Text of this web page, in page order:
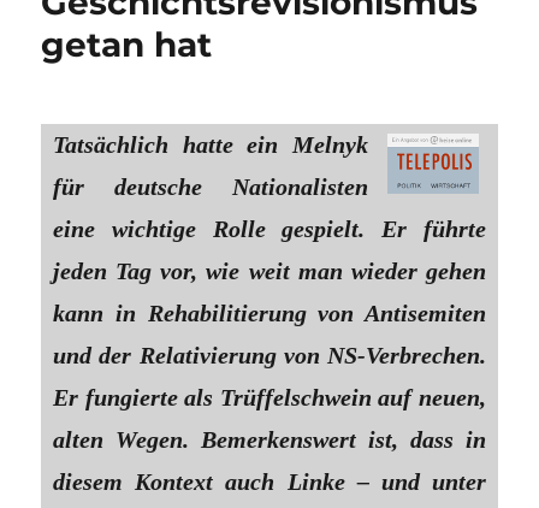
getan hat
Tatsächlich hatte ein Melnyk
für deutsche Nationalisten
eine wichtige Rolle gespielt. Er führte
jeden Tag vor, wie weit man wieder gehen
kann in Rehabilitierung von Antisemiten
und der Relativierung von NS-Verbrechen.
Er fungierte als Trüffelschwein auf neuen,
alten Wegen. Bemerkenswert ist, dass in
diesem Kontext auch Linke – und unter